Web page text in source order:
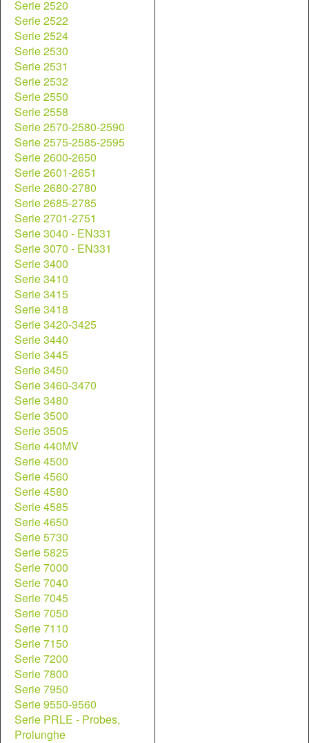
Serie 2520
Serie 2522
Serie 2524
Serie 2530
Serie 2531
Serie 2532
Serie 2550
Serie 2558
Serie 2570-2580-2590
Serie 2575-2585-2595
Serie 2600-2650
Serie 2601-2651
Serie 2680-2780
Serie 2685-2785
Serie 2701-2751
Serie 3040 - EN331
Serie 3070 - EN331
Serie 3400
Serie 3410
Serie 3415
Serie 3418
Serie 3420-3425
Serie 3440
Serie 3445
Serie 3450
Serie 3460-3470
Serie 3480
Serie 3500
Serie 3505
Serie 440MV
Serie 4500
Serie 4560
Serie 4580
Serie 4585
Serie 4650
Serie 5730
Serie 5825
Serie 7000
Serie 7040
Serie 7045
Serie 7050
Serie 7110
Serie 7150
Serie 7200
Serie 7800
Serie 7950
Serie 9550-9560
Serie PRLE - Probes,
Prolunghe